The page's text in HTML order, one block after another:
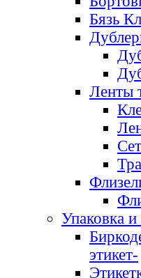
Бязь
Ленты
Упаковка
этикет-